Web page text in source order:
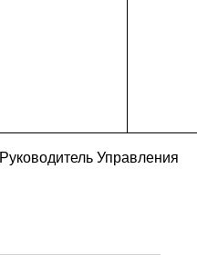
Руководитель Управления